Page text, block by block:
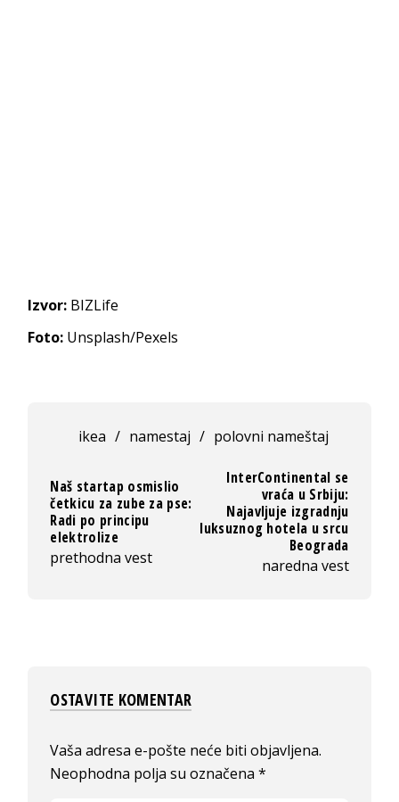
Izvor: BIZLife
Foto: Unsplash/Pexels
ikea / namestaj / polovni nameštaj
Naš startap osmislio
četkicu za zube za pse:
Radi po principu
elektrolize
prethodna vest
InterContinental se
vraća u Srbiju:
Najavljuje izgradnju
luksuznog hotela u srcu
Beograda
naredna vest
OSTAVITE KOMENTAR
Vaša adresa e-pošte neće biti objavljena.
Neophodna polja su označena*